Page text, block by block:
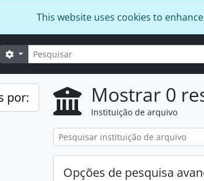
This website uses cookies to
Pesquisar
Opções de busca
por: Mostrar 0
Instituição de arquivo
Opções de pesquisa